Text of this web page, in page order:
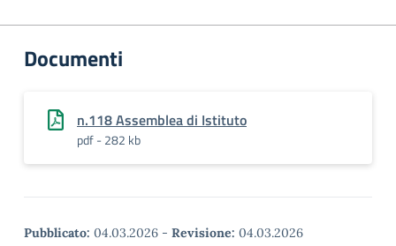
Documenti
n.118 Assemblea di Istituto
pdf - 282 kb
Pubblicato: 04.03.2026 - Revisione: 04.03.2026